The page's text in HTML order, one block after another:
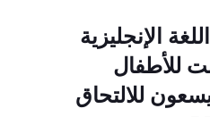
الإنجليزية
للأطفال
للالتحاق